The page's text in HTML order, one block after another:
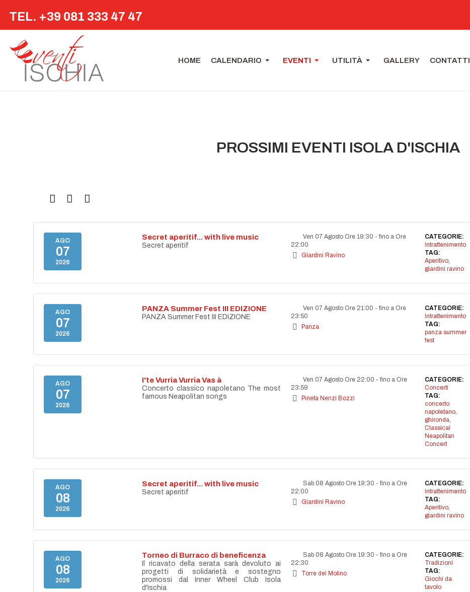
TEL. +39 081 333 47 47
HOME CALENDARIO EVENTI UTILITÀ GALLERY CONTATTI
PROSSIMI EVENTI ISOLA D'ISCHIA
AGO
07
2026
Secret aperitif... with live music
Secret aperitif
Ven 07 Agosto Ore 19:30 - fino a Ore
22:00
Giardini Ravino
CATEGORIE:
Intrattenimento
TAG:
Aperitivo,
giardini ravino
AGO
07
2026
PANZA Summer Fest III EDIZIONE
PANZA Summer Fest III EDIZIONE
Ven 07 Agosto Ore 21:00 - fino a Ore
23:50
Panza
CATEGORIE:
Intrattenimento
TAG:
panza summer
fest
AGO
07
2026
I'te Vurria Vurria Vas à
Concerto classico napoletano The most
famous Neapolitan songs
Ven 07 Agosto Ore 22:00 - fino a Ore
23:59
Pineta Nenzi Bozzi
CATEGORIE:
Concerti
TAG:
concerto
napoletano,
ghironda,
Classical
Neapolitan
Concert
AGO
08
2026
Secret aperitif... with live music
Secret aperitif
Sab 08 Agosto Ore 19:30 - fino a Ore
22:00
Giardini Ravino
CATEGORIE:
Intrattenimento
TAG:
Aperitivo,
giardini ravino
AGO
08
2026
Torneo di Burraco di beneficenza
Il ricavato della serata sarà devoluto ai
progetti di solidarietà e sostegno
promossi dal Inner Wheel Club Isola
d'Ischia
Sab 08 Agosto Ore 19:30 - fino a Ore
22:30
Torre del Molino
CATEGORIE:
Tradizioni
TAG:
Giochi da
tavolo